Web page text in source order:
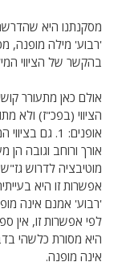
מסקנתנו היא
'רבוע' מילה מופנה,
בהקשר של הציווי
אולם כאן מתעורר
הציווי (בפכ"ז) ולא
אופנים: 1. גם
אורך ורוחב וגובה
מוטיבציה לדרוש
'רבוע' אמנם אינה
לפי אפשרות זו, אין
היא מסורת כלשהי
אינה מופנה.